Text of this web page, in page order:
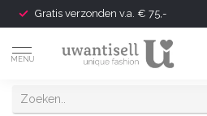
Gratis verzonden v.a. € 75,-
MENU